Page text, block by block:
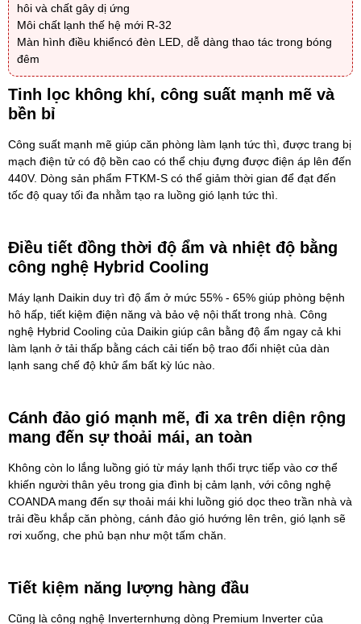
hôi và chất gây dị ứng
Môi chất lạnh thế hệ mới R-32
Màn hình điều khiểncó đèn LED, dễ dàng thao tác trong bóng
đêm
Tinh lọc không khí, công suất mạnh mẽ và
bền bỉ
Công suất mạnh mẽ giúp căn phòng làm lạnh tức thì, được trang bị
mạch điện tử có độ bền cao có thể chịu đựng được điện áp lên đến
440V. Dòng sản phẩm FTKM-S có thể giảm thời gian để đạt đến
tốc độ quay tối đa nhằm tạo ra luồng gió lạnh tức thì.
Điều tiết đồng thời độ ẩm và nhiệt độ bằng
công nghệ Hybrid Cooling
Máy lạnh Daikin duy trì độ ẩm ở mức 55% - 65% giúp phòng bệnh
hô hấp, tiết kiệm điện năng và bảo vệ nội thất trong nhà. Công
nghệ Hybrid Cooling của Daikin giúp cân bằng độ ẩm ngay cả khi
làm lạnh ở tải thấp bằng cách cải tiến bộ trao đổi nhiệt của dàn
lạnh sang chế độ khử ẩm bất kỳ lúc nào.
Cánh đảo gió mạnh mẽ, đi xa trên diện rộng
mang đến sự thoải mái, an toàn
Không còn lo lắng luồng gió từ máy lạnh thổi trực tiếp vào cơ thể
khiến người thân yêu trong gia đình bị cảm lạnh, với công nghệ
COANDA mang đến sự thoải mái khi luồng gió dọc theo trần nhà và
trải đều khắp căn phòng, cánh đảo gió hướng lên trên, gió lạnh sẽ
rơi xuống, che phủ bạn như một tấm chăn.
Tiết kiệm năng lượng hàng đầu
Cũng là công nghệ Inverternhưng dòng Premium Inverter của